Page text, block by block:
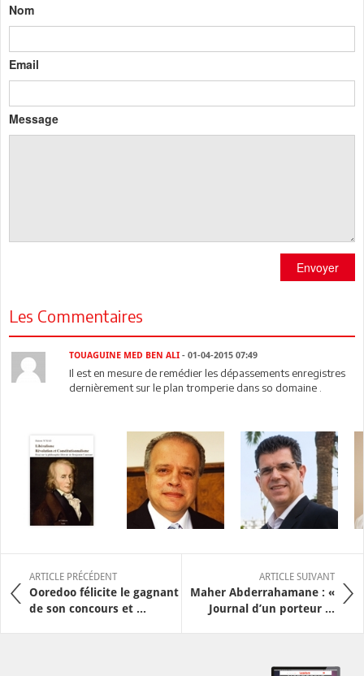
Nom
Email
Message
Envoyer
Les Commentaires
TOUAGUINE MED BEN ALI - 01-04-2015 07:49
Il est en mesure de remédier les dépassements enregistres
dernièrement sur le plan tromperie dans so domaine .
ARTICLE PRÉCÉDENT
Ooredoo félicite le gagnant
de son concours et ...
ARTICLE SUIVANT
Maher Abderrahamane : «
Journal d’un porteur ...